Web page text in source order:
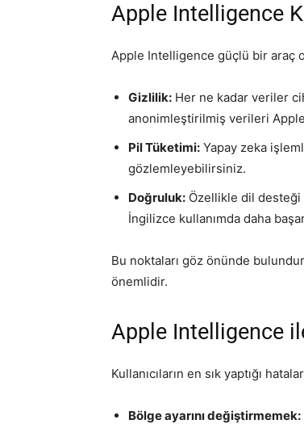
Apple Intelligence
Apple Intelligence güçlü bir araç
Gizlilik: Her ne kadar veriler
anonimleştirilmiş verileri
Pil Tüketimi: Yapay zeka
gözlemleyebilirsiniz.
Doğruluk: Özellikle dil desteği
İngilizce kullanımda daha
Bu noktaları göz önünde
önemlidir.
Apple Intelligence
Kullanıcıların en sık yaptığı
Bölge ayarını değiştirmemek: